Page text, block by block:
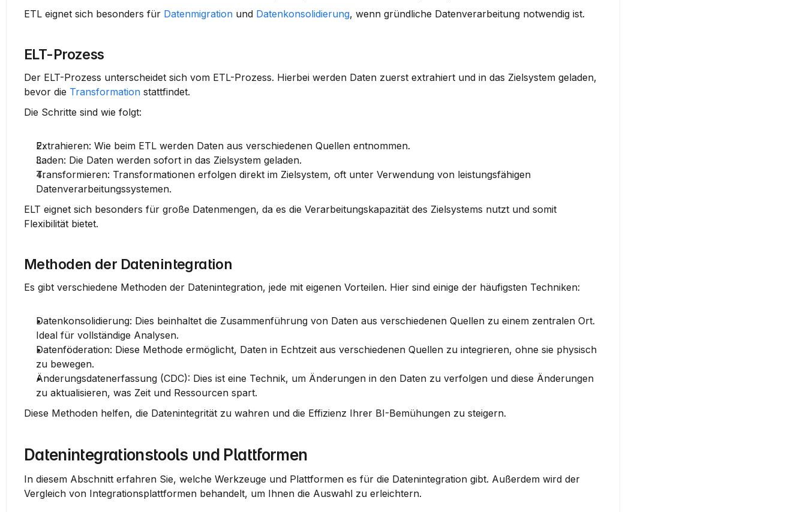
ETL eignet sich besonders für Datenmigration und Datenkonsolidierung, wenn gründliche Datenverarbeitung notwendig ist.
ELT-Prozess
Der ELT-Prozess unterscheidet sich vom ETL-Prozess. Hierbei werden Daten zuerst extrahiert und in das Zielsystem geladen,
bevor die Transformation stattfindet.
Die Schritte sind wie folgt:
Extrahieren: Wie beim ETL werden Daten aus verschiedenen Quellen entnommen.
Laden: Die Daten werden sofort in das Zielsystem geladen.
Transformieren: Transformationen erfolgen direkt im Zielsystem, oft unter Verwendung von leistungsfähigen
Datenverarbeitungssystemen.
ELT eignet sich besonders für große Datenmengen, da es die Verarbeitungskapazität des Zielsystems nutzt und somit
Flexibilität bietet.
Methoden der Datenintegration
Es gibt verschiedene Methoden der Datenintegration, jede mit eigenen Vorteilen. Hier sind einige der häufigsten Techniken:
Datenkonsolidierung: Dies beinhaltet die Zusammenführung von Daten aus verschiedenen Quellen zu einem zentralen Ort.
Ideal für vollständige Analysen.
Datenföderation: Diese Methode ermöglicht, Daten in Echtzeit aus verschiedenen Quellen zu integrieren, ohne sie physisch
zu bewegen.
Änderungsdatenerfassung (CDC): Dies ist eine Technik, um Änderungen in den Daten zu verfolgen und diese Änderungen
zu aktualisieren, was Zeit und Ressourcen spart.
Diese Methoden helfen, die Datenintegrität zu wahren und die Effizienz Ihrer BI-Bemühungen zu steigern.
Datenintegrationstools und Plattformen
In diesem Abschnitt erfahren Sie, welche Werkzeuge und Plattformen es für die Datenintegration gibt. Außerdem wird der
Vergleich von Integrationsplattformen behandelt, um Ihnen die Auswahl zu erleichtern.